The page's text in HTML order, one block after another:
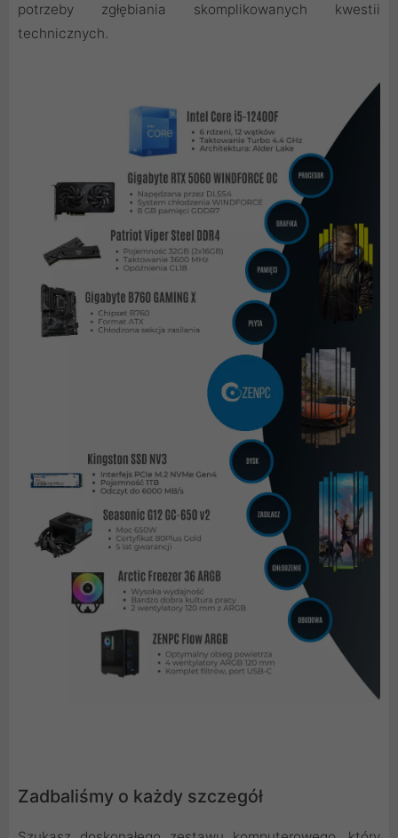
potrzeby zgłębiania skomplikowanych kwestii
technicznych.
Zadbaliśmy o każdy szczegół